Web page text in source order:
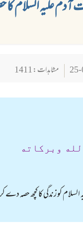
مشاہدات : 1411
وبركاته
کو زندگی کا کچھ حصہ دے